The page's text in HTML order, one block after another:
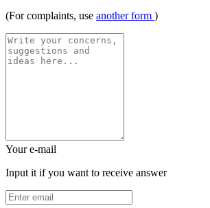
(For complaints, use another form )
Your e-mail
Input it if you want to receive answer